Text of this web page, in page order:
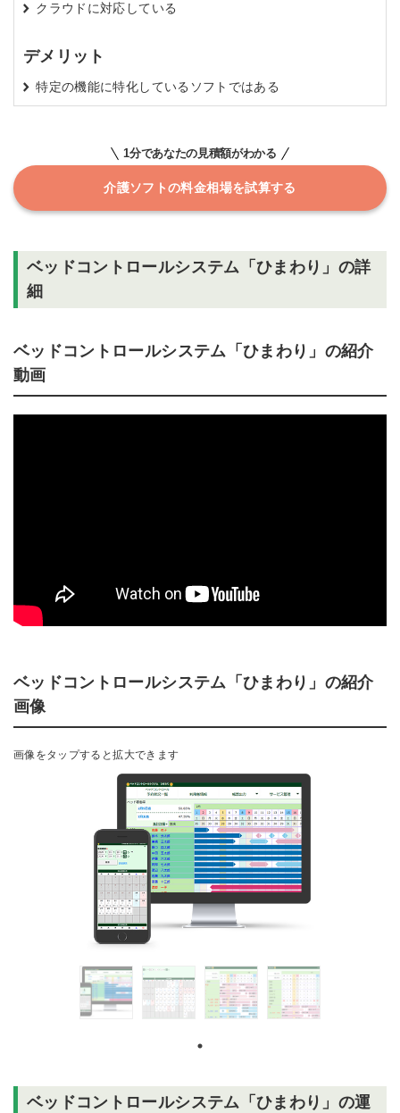
クラウドに対応している
デメリット
特定の機能に特化しているソフトではある
1分であなたの見積額がわかる
介護ソフトの料金相場を試算する
ベッドコントロールシステム「ひまわり」の詳
細
ベッドコントロールシステム「ひまわり」の紹介
動画
ベッドコントロールシステム「ひまわり」の紹介
画像
画像をタップすると拡大できます
ベッドコントロールシステム「ひまわり」の運